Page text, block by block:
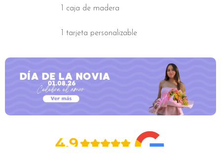
1 caja de madera
1 tarjeta personalizable